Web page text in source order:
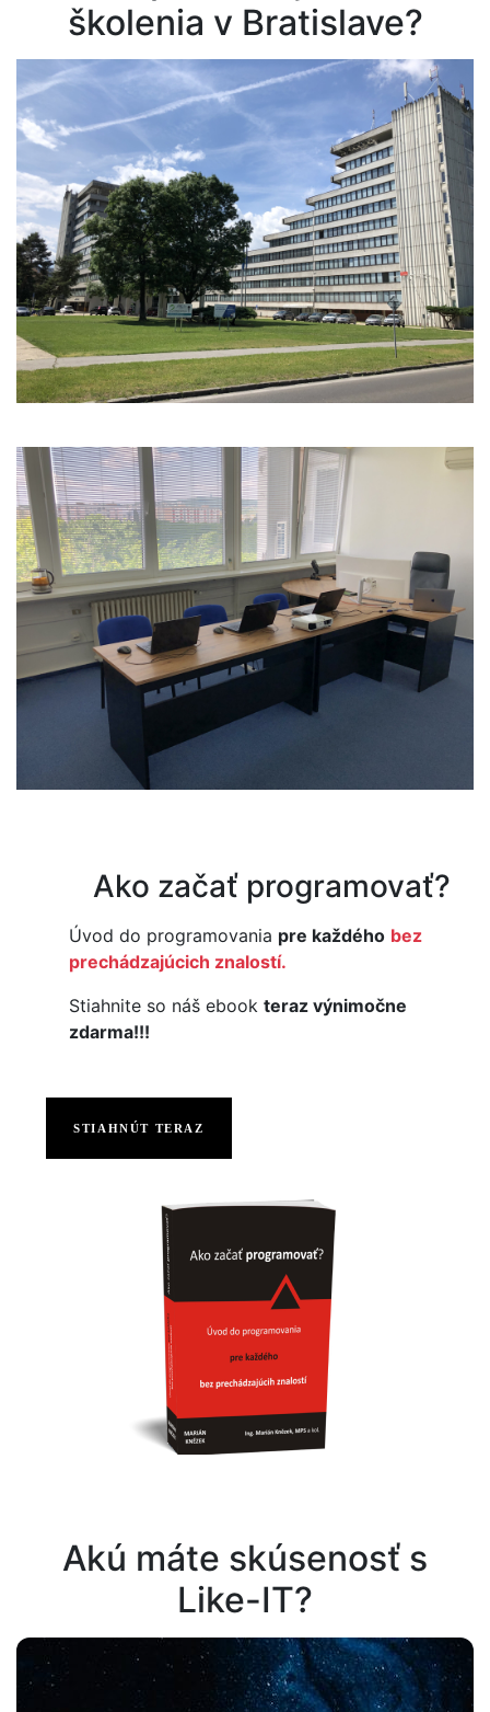
školenia v Bratislave?
Ako začať programovať?
Úvod do programovania pre každého bez
prechádzajúcich znalostí.
Stiahnite so náš ebook teraz výnimočne
zdarma!!!
STIAHNÚT TERAZ
Akú máte skúsenosť s
Like-IT?